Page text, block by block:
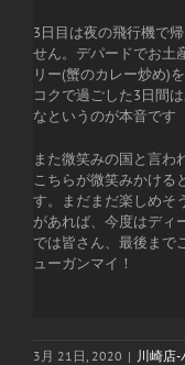
3日目は夜の飛行機で
せん。デパードでお土
リー(蟹のカレー炒め)
コクで過ごした3日間
なというのが本音です
また微笑みの国と言わ
こちらが微笑みかける
す。まだまだ楽しめそ
があれば、今度はディ
では皆さん、最後まで
ューガンマイ！
3月 21日, 2020 | 川崎店